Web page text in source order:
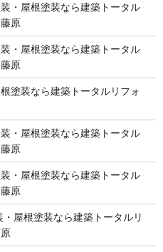
・屋根塗装なら建築トータル
原
・屋根塗装なら建築トータル
原
塗装なら建築トータルリフォ
・屋根塗装なら建築トータル
原
・屋根塗装なら建築トータル
原
屋根塗装なら建築トータルリ